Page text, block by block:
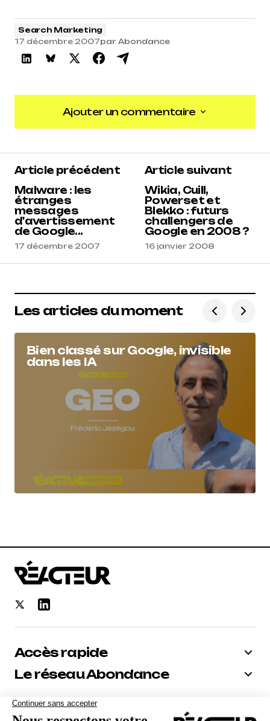
Search Marketing
17 décembre 2007par Abondance
Ajouter un commentaire
Ajouter un commentaire
Article précédent
Malware : les
étranges
messages
d'avertissement
de Google...
17 décembre 2007
Article suivant
Wikia, Cuill,
Powerset et
Blekko : futurs
challengers de
Google en 2008 ?
16 janvier 2008
Les articles du moment
Bien classé sur Google, invisible
dans les IA
Accès rapide
Le réseau Abondance